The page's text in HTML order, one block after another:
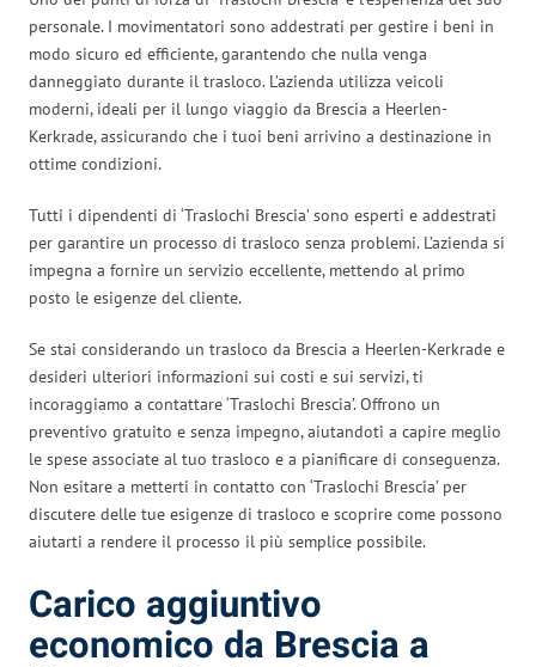
personale. I movimentatori sono addestrati per gestire i beni in
modo sicuro ed efficiente, garantendo che nulla venga
danneggiato durante il trasloco. L’azienda utilizza veicoli
moderni, ideali per il lungo viaggio da Brescia a Heerlen-
Kerkrade, assicurando che i tuoi beni arrivino a destinazione in
ottime condizioni.
Tutti i dipendenti di ‘Traslochi Brescia’ sono esperti e addestrati
per garantire un processo di trasloco senza problemi. L’azienda si
impegna a fornire un servizio eccellente, mettendo al primo
posto le esigenze del cliente.
Se stai considerando un trasloco da Brescia a Heerlen-Kerkrade e
desideri ulteriori informazioni sui costi e sui servizi, ti
incoraggiamo a contattare ‘Traslochi Brescia’. Offrono un
preventivo gratuito e senza impegno, aiutandoti a capire meglio
le spese associate al tuo trasloco e a pianificare di conseguenza.
Non esitare a metterti in contatto con ‘Traslochi Brescia’ per
discutere delle tue esigenze di trasloco e scoprire come possono
aiutarti a rendere il processo il più semplice possibile.
Carico aggiuntivo
economico da Brescia a